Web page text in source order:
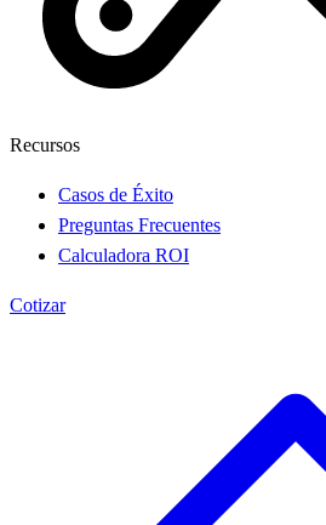
Recursos
Casos de Éxito
Preguntas Frecuentes
Calculadora ROI
Cotizar